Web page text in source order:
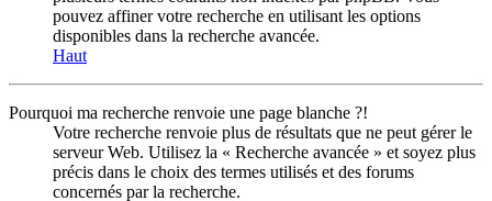
pouvez affiner votre recherche en utilisant les options
disponibles dans la recherche avancée.
Haut
Pourquoi ma recherche renvoie une page blanche ?!
Votre recherche renvoie plus de résultats que ne peut gérer le
serveur Web. Utilisez la « Recherche avancée » et soyez plus
précis dans le choix des termes utilisés et des forums
concernés par la recherche.